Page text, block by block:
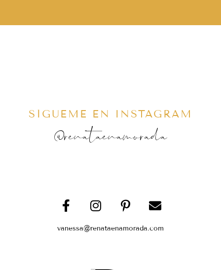
SÍGUEME EN INSTAGRAM
@renataenamorada
vanessa@renataenamorada.com